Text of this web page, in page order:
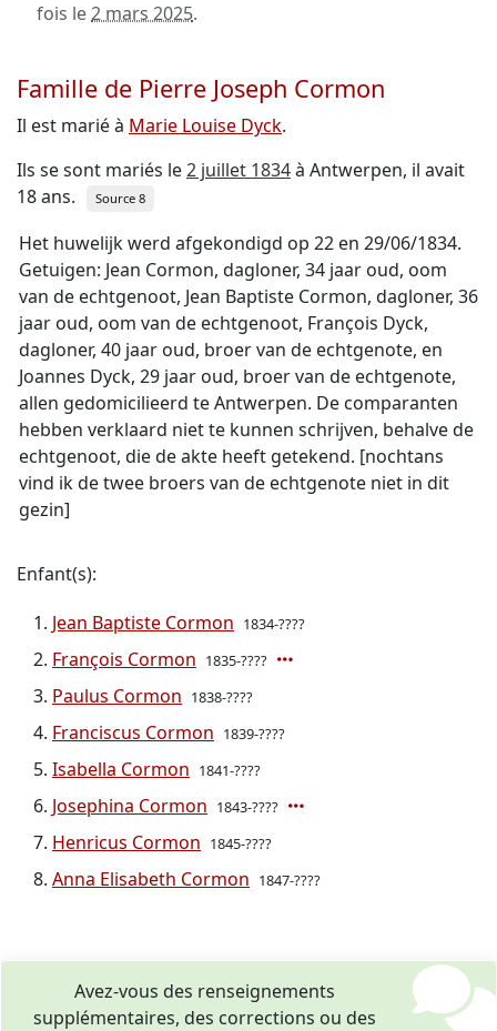
fois le2 mars 2025.
Famille de Pierre Joseph Cormon
Il est marié à Marie Louise Dyck.
Ils se sont mariés le2 juillet 1834à Antwerpen, il avait
18 ans.
Source 8
Het huwelijk werd afgekondigd op 22 en 29/06/1834.
Getuigen: Jean Cormon, dagloner, 34 jaar oud, oom
van de echtgenoot, Jean Baptiste Cormon, dagloner, 36
jaar oud, oom van de echtgenoot, François Dyck,
dagloner, 40 jaar oud, broer van de echtgenote, en
Joannes Dyck, 29 jaar oud, broer van de echtgenote,
allen gedomicilieerd te Antwerpen. De comparanten
hebben verklaard niet te kunnen schrijven, behalve de
echtgenoot, die de akte heeft getekend. [nochtans
vind ik de twee broers van de echtgenote niet in dit
gezin]
Enfant(s):
Jean Baptiste Cormon 1834-????
François Cormon 1835-????
Paulus Cormon 1838-????
Franciscus Cormon 1839-????
Isabella Cormon 1841-????
Josephina Cormon 1843-????
Henricus Cormon 1845-????
Anna Elisabeth Cormon 1847-????
Avez-vous des renseignements
supplémentaires, des corrections ou des